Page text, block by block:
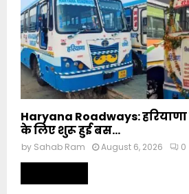
Haryana Roadways: हरियाणा
के लिए शुरू हुई बस...
by Sahab Ram August 6, 2026 0